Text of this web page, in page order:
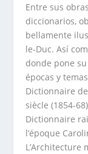
Entre sus
diccionarios,
bellamente
le-Duc. Así
donde pone
épocas y
Dictionnaire
siècle (1854-68)
Dictionnaire
l’époque
L’Architecture